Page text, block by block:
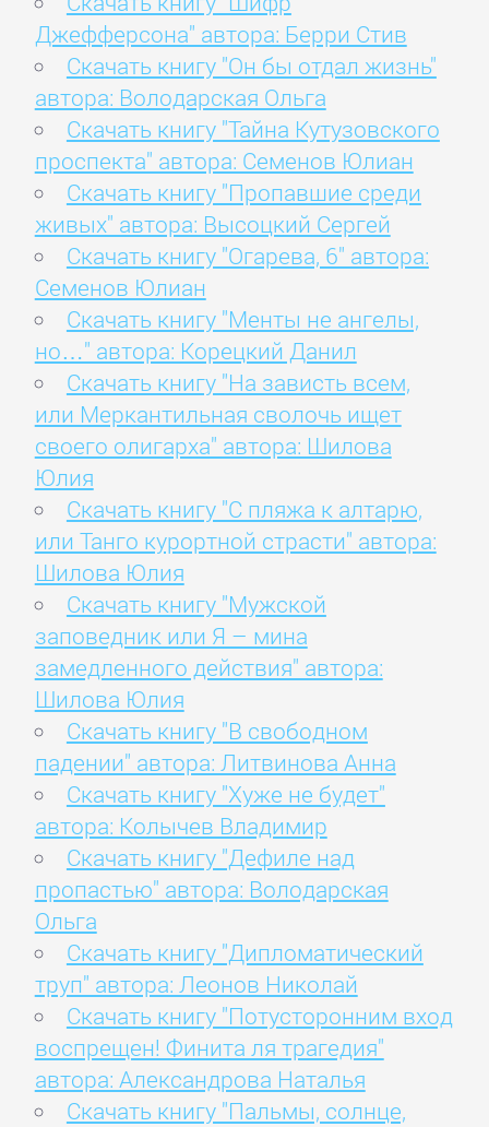
Джефферсона" автора: Берри Стив
Скачать книгу "Он бы отдал жизнь"
автора: Володарская Ольга
Скачать книгу "Тайна Кутузовского
проспекта" автора: Семенов Юлиан
Скачать книгу "Пропавшие среди
живых" автора: Высоцкий Сергей
Скачать книгу "Огарева, 6" автора:
Семенов Юлиан
Скачать книгу "Менты не ангелы,
но…" автора: Корецкий Данил
Скачать книгу "На зависть всем,
или Меркантильная сволочь ищет
своего олигарха" автора: Шилова
Юлия
Скачать книгу "С пляжа к алтарю,
или Танго курортной страсти" автора:
Шилова Юлия
Скачать книгу "Мужской
заповедник или Я – мина
замедленного действия" автора:
Шилова Юлия
Скачать книгу "В свободном
падении" автора: Литвинова Анна
Скачать книгу "Хуже не будет"
автора: Колычев Владимир
Скачать книгу "Дефиле над
пропастью" автора: Володарская
Ольга
Скачать книгу "Дипломатический
труп" автора: Леонов Николай
Скачать книгу "Потусторонним вход
воспрещен! Финита ля трагедия"
автора: Александрова Наталья
Скачать книгу "Пальмы, солнце,